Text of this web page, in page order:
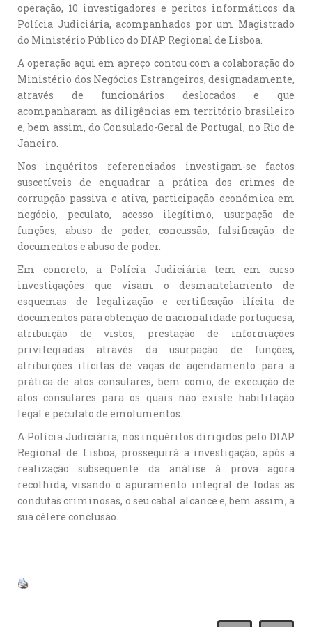
operação, 10 investigadores e peritos informáticos da
Polícia Judiciária, acompanhados por um Magistrado
do Ministério Público do DIAP Regional de Lisboa.
A operação aqui em apreço contou com a colaboração do
Ministério dos Negócios Estrangeiros, designadamente,
através de funcionários deslocados e que
acompanharam as diligências em território brasileiro
e, bem assim, do Consulado-Geral de Portugal, no Rio de
Janeiro.
Nos inquéritos referenciados investigam-se factos
suscetíveis de enquadrar a prática dos crimes de
corrupção passiva e ativa, participação económica em
negócio, peculato, acesso ilegítimo, usurpação de
funções, abuso de poder, concussão, falsificação de
documentos e abuso de poder.
Em concreto, a Polícia Judiciária tem em curso
investigações que visam o desmantelamento de
esquemas de legalização e certificação ilícita de
documentos para obtenção de nacionalidade portuguesa,
atribuição de vistos, prestação de informações
privilegiadas através da usurpação de funções,
atribuições ilícitas de vagas de agendamento para a
prática de atos consulares, bem como, de execução de
atos consulares para os quais não existe habilitação
legal e peculato de emolumentos.
A Polícia Judiciária, nos inquéritos dirigidos pelo DIAP
Regional de Lisboa, prosseguirá a investigação, após a
realização subsequente da análise à prova agora
recolhida, visando o apuramento integral de todas as
condutas criminosas, o seu cabal alcance e, bem assim, a
sua célere conclusão.